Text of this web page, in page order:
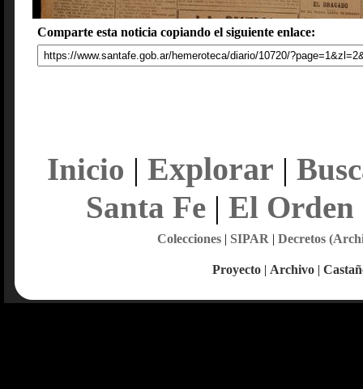
Comparte esta noticia copiando el siguiente enlace:
Inicio | Explorar |
Santa Fe| El Orden
Colecciones| SIPAR | Decretos
Proyecto | Archivo |